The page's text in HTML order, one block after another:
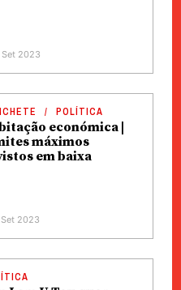
2023
POLÍTICA
económica |
máximos
em baixa
2023